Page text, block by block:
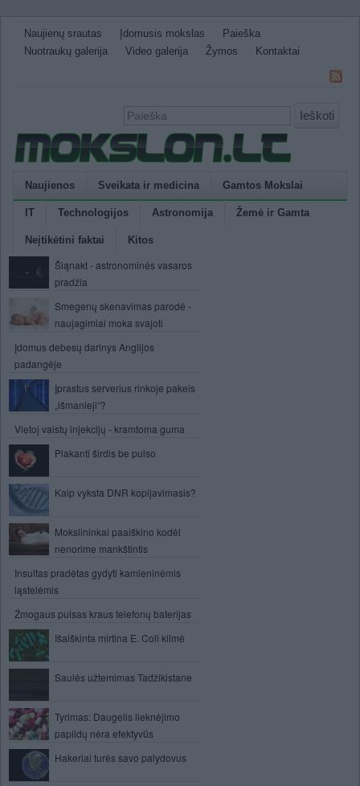
Naujienų srautas Įdomusis mokslas
Paieška
Nuotraukų galerija
Video galerija Žymos Kontaktai
Ieškoti
Naujienos Sveikata ir medicina Gamtos Mokslai
IT Technologijos Astronomija Žemė ir Gamta
Neįtikėtini faktai Kitos
Šiąnakt - astronominės vasaros
pradžia
Smegenų skenavimas parodė -
naujagimiai moka svajoti
Įdomus debesų darinys Anglijos
padangėje
Įprastus serverius rinkoje pakeis
„išmanieji“?
Vietoj vaistų injekcijų - kramtoma guma
Plakanti širdis be pulso
Kaip vyksta DNR kopijavimasis?
Mokslininkai paaiškino kodėl
nenorime mankštintis
Insultas pradėtas gydyti kamieninėmis
ląstelėmis
Žmogaus pulsas kraus telefonų baterijas
Išaiškinta mirtina E. Coli kilmė
Saulės užtemimas Tadžikistane
Tyrimas: Daugelis lieknėjimo
papildų nėra efektyvūs
Hakeriai turės savo palydovus